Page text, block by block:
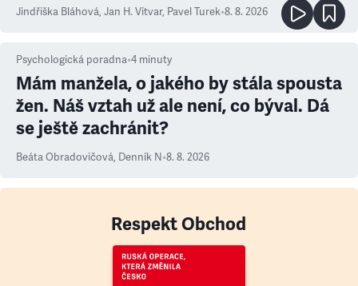
Jindřiška Bláhová, Jan H. Vitvar, Pavel Turek•8. 8. 2026
Psychologická poradna•4 minuty
Mám manžela, o jakého by stála spousta
žen. Náš vztah už ale není, co býval. Dá
se ještě zachránit?
Beáta Obradovičová, Denník N•8. 8. 2026
Respekt Obchod